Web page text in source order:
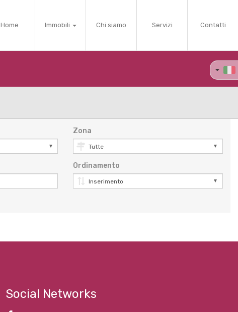
Home Immobili Chi siamo Servizi Contatti
Zona
Ordinamento
Social Networks